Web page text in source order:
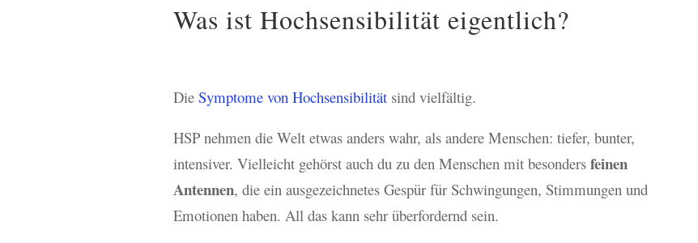
Was ist Hochsensibilität eigentlich?
DieSymptome von Hochsensibilität sind vielfältig.
HSP nehmen die Welt etwas anders wahr, als andere Menschen: tiefer, bunter,
intensiver. Vielleicht gehörst auch du zu den Menschen mit besondersfeinen
Antennen, die ein ausgezeichnetes Gespür für Schwingungen, Stimmungen und
Emotionen haben. All das kann sehr überfordernd sein.